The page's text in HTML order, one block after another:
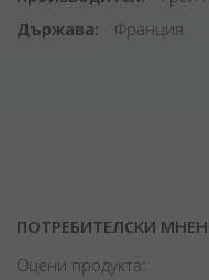
Държава
Франция
ПОТРЕБИТЕЛСКИ
Оцени продукта: